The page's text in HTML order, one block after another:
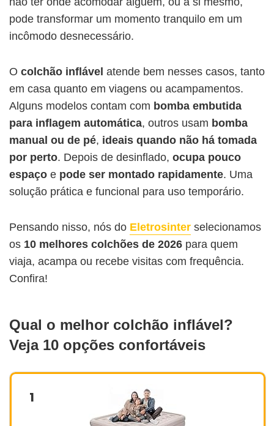
pode transformar um momento tranquilo em um
incômodo desnecessário.
O colchão inflável atende bem nesses casos, tanto
em casa quanto em viagens ou acampamentos.
Alguns modelos contam com bomba embutida
para inflagem automática, outros usam bomba
manual ou de pé, ideais quando não há tomada
por perto. Depois de desinflado, ocupa pouco
espaço e pode ser montado rapidamente. Uma
solução prática e funcional para uso temporário.
Pensando nisso, nós do Eletrosinter selecionamos
os 10 melhores colchões de 2026 para quem
viaja, acampa ou recebe visitas com frequência.
Confira!
Qual o melhor colchão inflável?
Veja 10 opções confortáveis
1